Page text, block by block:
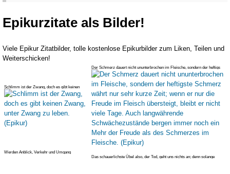
Epikurzitate als Bilder!
Viele Epikur Zitatbilder, tolle kostenlose Epikurbilder zum Liken, Teilen und
Weiterschicken!
Schlimm ist der Zwang, doch es gibt keinen
Zwang, unter Zwang zu leben.
Der Schmerz dauert nicht ununterbrochen im Fleische, sondern der heftigs
Werden Anblick, Verkehr und Umgang
Das schauerlichste Übel also, der Tod, geht uns nichts an; denn solange